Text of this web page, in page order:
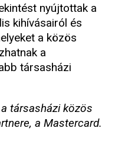
nyújtottak a
kihívásairól és
a közös
a
társasházi
társasházi közös
a Mastercard.